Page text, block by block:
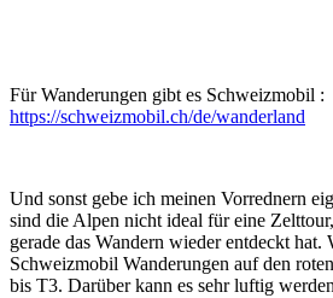
Für Wanderungen gibt es Schweizmobil :
https://schweizmobil.ch/de/wanderland
Und sonst gebe ich meinen Vorrednern
sind die Alpen nicht ideal für eine
gerade das Wandern wieder entdeckt hat.
Schweizmobil Wanderungen auf den
bis T3. Darüber kann es sehr luftig